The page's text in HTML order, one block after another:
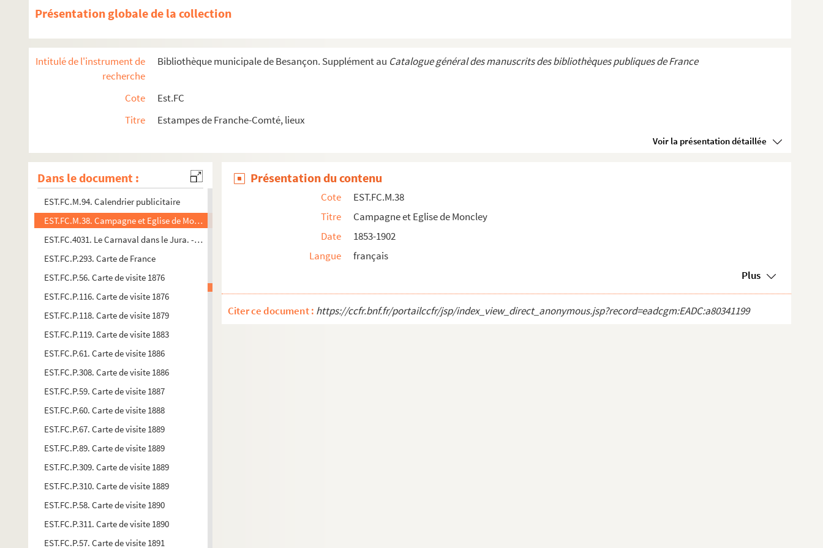
Présentation globale de la collection
Intitulé de l'instrument de
recherche
Bibliothèque municipale de Besançon. Supplément au Catalogue général des manuscrits des bibliothèques publiques de France
Cote
Est.FC
Titre
Estampes de Franche-Comté, lieux
Voir la présentation détaillée
Dans le document :
EST.FC.19. Bout du Monde
EST.FC.21. Le Bout-du-monde, à Beurre Beure, près de Besançon. (Doubs.) 1827
EST.FC.4016. Bressanes des environs de St. Amour
EST.FC.M.224. C.E.Briseux Architecte
EST.FC.M.92. Calendrier publicitaire
EST.FC.M.93. Calendrier publicitaire
EST.FC.M.94. Calendrier publicitaire
EST.FC.M.38. Campagne et Eglise de Moncley
EST.FC.4031. Le Carnaval dans le Jura. - La cavalcade des souffleurs, à Saint-Claude
EST.FC.P.293. Carte de France
EST.FC.P.56. Carte de visite 1876
EST.FC.P.116. Carte de visite 1876
EST.FC.P.118. Carte de visite 1879
EST.FC.P.119. Carte de visite 1883
EST.FC.P.61. Carte de visite 1886
EST.FC.P.308. Carte de visite 1886
EST.FC.P.59. Carte de visite 1887
EST.FC.P.60. Carte de visite 1888
EST.FC.P.67. Carte de visite 1889
EST.FC.P.89. Carte de visite 1889
EST.FC.P.309. Carte de visite 1889
EST.FC.P.310. Carte de visite 1889
EST.FC.P.58. Carte de visite 1890
EST.FC.P.311. Carte de visite 1890
EST.FC.P.57. Carte de visite 1891
Présentation du contenu
Cote
EST.FC.M.38
Titre
Campagne et Eglise de Moncley
Date
1853-1902
Langue
français
Plus
Citer ce document : https://ccfr.bnf.fr/portailccfr/jsp/index_view_direct_anonymous.jsp?record=eadcgm:EADC:a80341199